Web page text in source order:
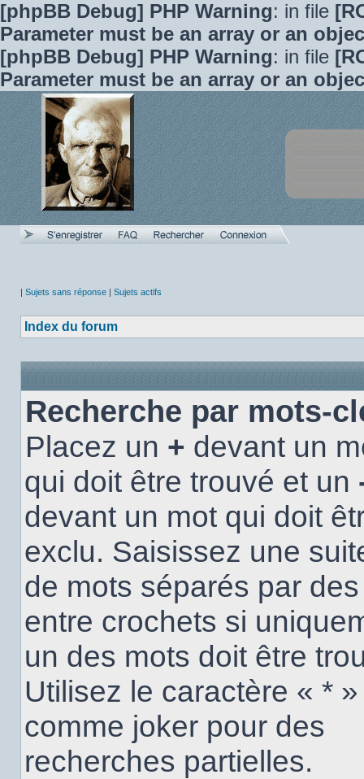
[phpBB Debug] PHP Warning: in file
Parameter must be an array or an
[phpBB Debug] PHP Warning: in file
Parameter must be an array or an
| Sujets sans réponse | Sujets actifs
Index du forum
Recherche par mots-
Placez un + devant un
qui doit être trouvé et un
devant un mot qui doit
exclu. Saisissez une
de mots séparés par
entre crochets si
un des mots doit être
Utilisez le caractère « * »
comme joker pour des
recherches partielles.